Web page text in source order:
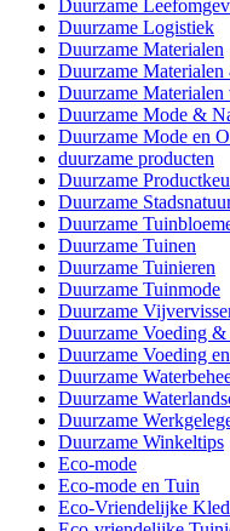
Duurzame
Duurzame Logistiek
Duurzame Materialen
Duurzame
Duurzame
Duurzame Mode &
Duurzame Mode en
duurzame producten
Duurzame
Duurzame
Duurzame
Duurzame Tuinen
Duurzame Tuinieren
Duurzame Tuinmode
Duurzame
Duurzame Voeding
Duurzame Voeding
Duurzame
Duurzame
Duurzame
Duurzame Winkeltips
Eco-mode
Eco-mode en Tuin
Eco-Vriendelijke